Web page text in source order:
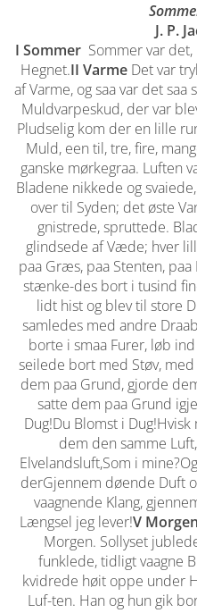
J. P.
I Sommer Sommer var
Hegnet.II Varme Det var
af Varme, og saa var det saa
Muldvarpeskud, der var
Pludselig kom der en lille
Muld, een til, tre, fire,
ganske mørkegraa. Luften
Bladene nikkede og
over til Syden; det øste
gnistrede, spruttede.
glindsede af Væde; hver
paa Græs, paa Stenten,
stænke-des bort i tusind
lidt hist og blev til store
samledes med andre
borte i smaa Furer, løb
seilede bort med Støv,
dem paa Grund, gjorde
satte dem paa Grund
Dug!Du Blomst i
dem den samme
Elvelandsluft,Som i
derGjennem døende Duft
vaagnende Klang,
Længsel jeg lever!V Morgen
Morgen. Sollyset
funklede, tidligt vaagne
kvidrede høit oppe under
Luf-ten. Han og hun gik